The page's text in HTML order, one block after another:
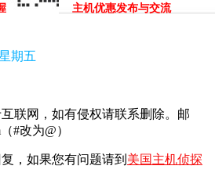
主机优惠发布与交流
期五
联网，如有侵权请联系删除。邮
#改为@）
，如果您有问题请到 美国主机侦探